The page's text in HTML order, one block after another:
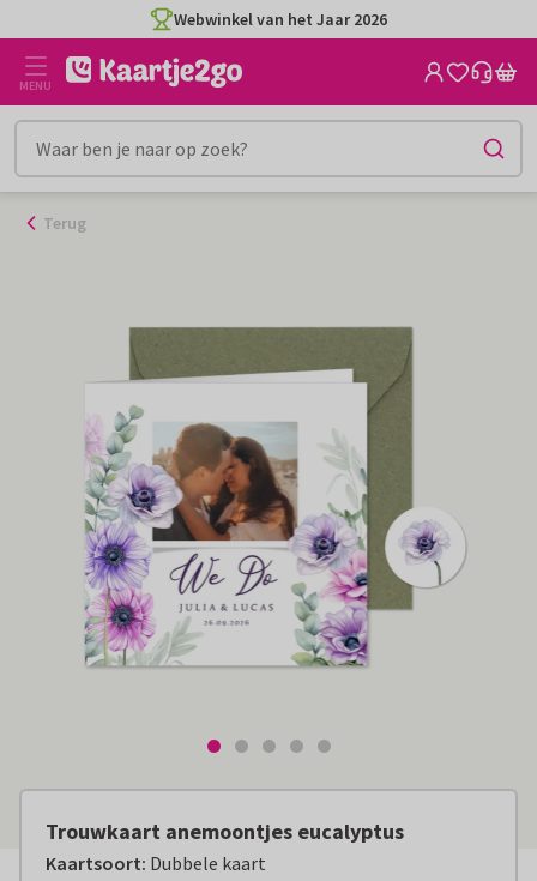
naar
inhoud
Webwinkel van het Jaar 2026
MENU
Terug
Trouwkaart anemoontjes eucalyptus
Kaartsoort: Dubbele kaart